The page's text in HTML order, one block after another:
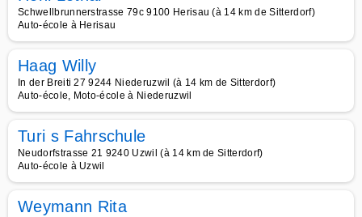
Schwellbrunnerstrasse 79c 9100 Herisau (à 14 km de Sitterdorf)
Auto-école à Herisau
Haag Willy
In der Breiti 27 9244 Niederuzwil (à 14 km de Sitterdorf)
Auto-école, Moto-école à Niederuzwil
Turi s Fahrschule
Neudorfstrasse 21 9240 Uzwil (à 14 km de Sitterdorf)
Auto-école à Uzwil
Weymann Rita